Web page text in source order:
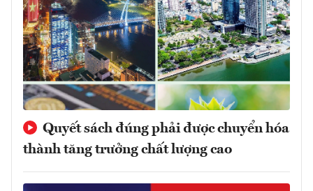
Quyết sách đúng phải được chuyển hóa
thành tăng trưởng chất lượng cao